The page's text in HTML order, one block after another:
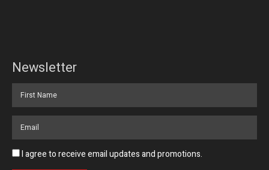
Newsletter
I agree to receive email updates and promotions.